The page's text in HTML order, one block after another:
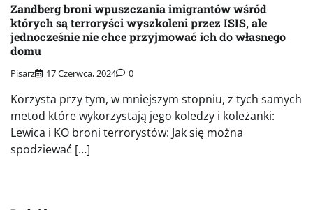
Zandberg broni wpuszczania imigrantów wśród
których są terroryści wyszkoleni przez ISIS, ale
jednocześnie nie chce przyjmować ich do własnego
domu
Pisarz 17 Czerwca, 2024 0
Korzysta przy tym, w mniejszym stopniu, z tych samych
metod które wykorzystają jego koledzy i koleżanki:
Lewica i KO broni terrorystów: Jak się można
spodziewać […]